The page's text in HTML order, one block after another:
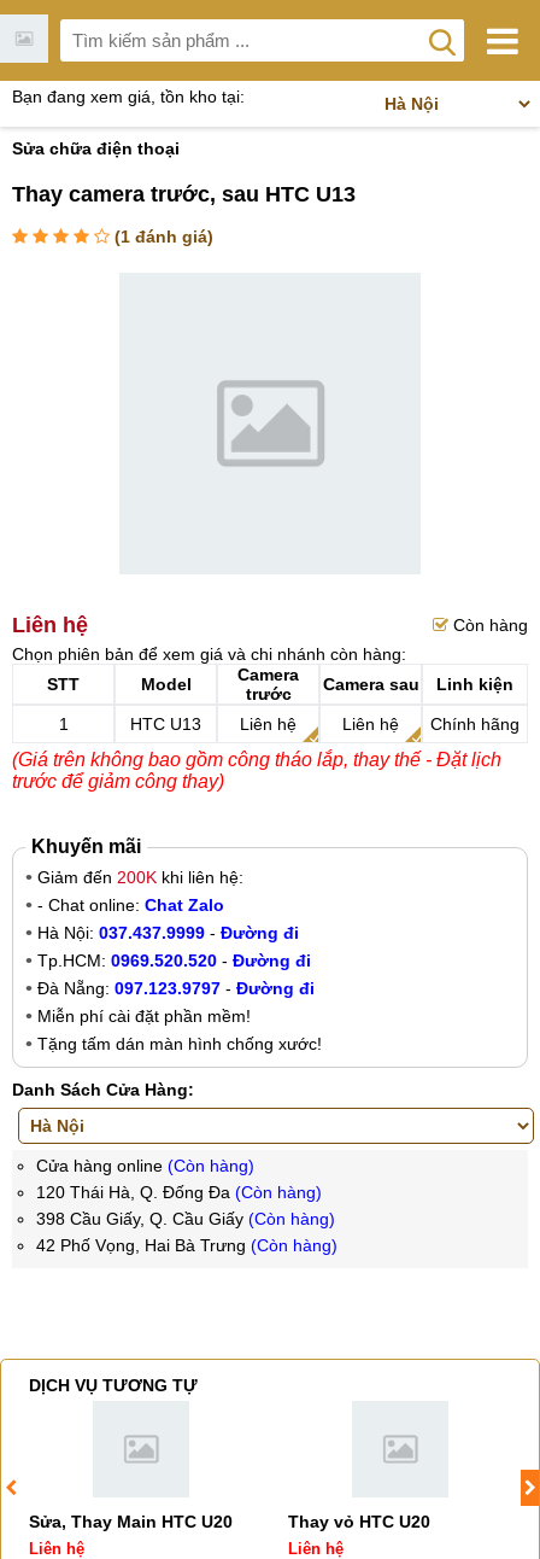
Bạn đang xem giá, tồn kho tại:
Sửa chữa điện thoại
Thay camera trước, sau HTC U13
(1 đánh giá)
Liên hệ
Còn hàng
Chọn phiên bản để xem giá và chi nhánh còn hàng:
STT
Model
Camera
trước
Camera sau Linh kiện
1 HTC U13 Liên hệ Liên hệ Chính hãng
(Giá trên không bao gồm công tháo lắp, thay thế - Đặt lịch
trước để giảm công thay)
Khuyến mãi
Giảm đến 200K khi liên hệ:
- Chat online: Chat Zalo
Hà Nội: 037.437.9999 - Đường đi
Tp.HCM: 0969.520.520 - Đường đi
Đà Nẵng: 097.123.9797 - Đường đi
Miễn phí cài đặt phần mềm!
Tặng tấm dán màn hình chống xước!
Danh Sách Cửa Hàng:
Cửa hàng online (Còn hàng)
120 Thái Hà, Q. Đống Đa (Còn hàng)
398 Cầu Giấy, Q. Cầu Giấy (Còn hàng)
42 Phố Vọng, Hai Bà Trưng (Còn hàng)
DỊCH VỤ TƯƠNG TỰ
Sửa, Thay Main HTC U20
Liên hệ
Thay vỏ HTC U20
Liên hệ